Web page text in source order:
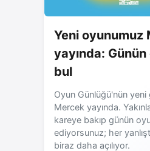
Yeni oyunumuz
yayında:
bul
Oyun Günlüğü'nün
Mercek yayında.
kareye bakıp günün
ediyorsunuz; her
biraz daha açılıyor.